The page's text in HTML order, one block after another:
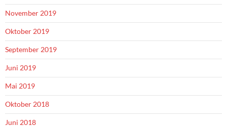
November 2019
Oktober 2019
September 2019
Juni 2019
Mai 2019
Oktober 2018
Juni 2018